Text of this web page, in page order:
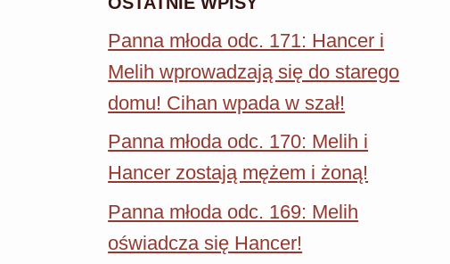
Panna młoda odc. 171: Hancer i
Melih wprowadzają się do starego
domu! Cihan wpada w szał!
Panna młoda odc. 170: Melih i
Hancer zostają mężem i żoną!
Panna młoda odc. 169: Melih
oświadcza się Hancer!